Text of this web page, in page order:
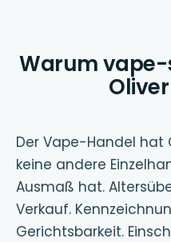
Warum
Der Vape-Handel hat
keine andere
Ausmaß hat.
Verkauf.
Gerichtsbarkeit.